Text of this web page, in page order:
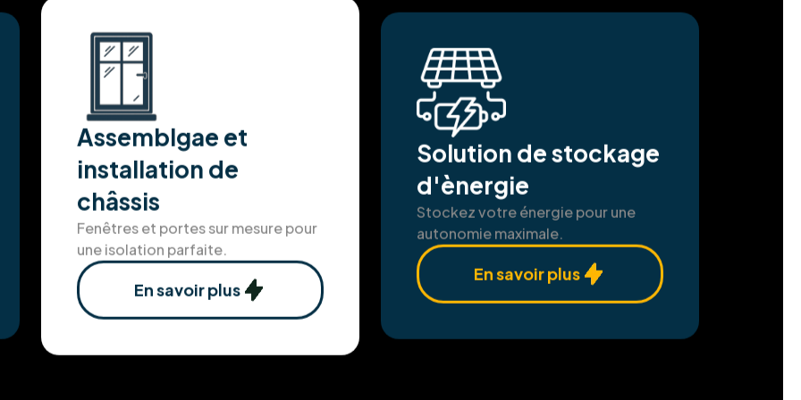
envers nos clients, nous nous efforçons d'atteindre l'excellence à chaque étape.
Assemblgae et
installation de
châssis
Fenêtres et portes sur mesure pour
une isolation parfaite.
Solution de stockage
d'ènergie
Stockez votre énergie pour une
autonomie maximale.